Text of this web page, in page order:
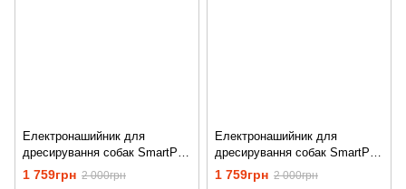
Електронашийник для
дресирування собак SmartPet
DTC-500 водостійкий, до 500
метрів, червоний
1 759грн 2 000грн
Електронашийник для
дресирування собак SmartPet
DTC-500 водостійкий, до 500
метрів, Чорний
1 759грн 2 000грн